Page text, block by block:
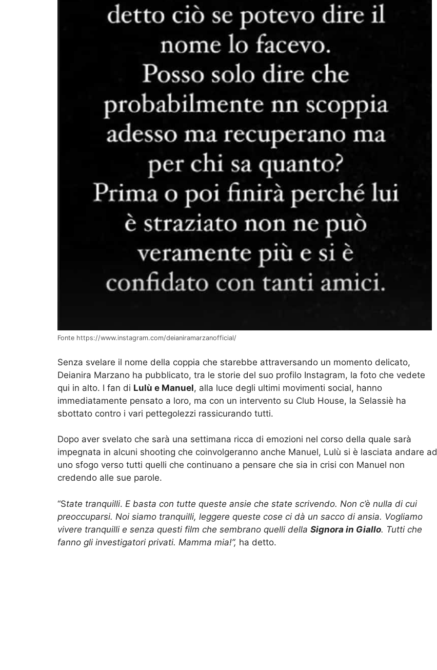
Fonte https://www.instagram.com/deianiramarzanofficial/
Senza svelare il nome della coppia che starebbe attraversando un momento delicato,
Deianira Marzano ha pubblicato, tra le storie del suo profilo Instagram, la foto che vedete
qui in alto. I fan di Lulù e Manuel, alla luce degli ultimi movimenti social, hanno
immediatamente pensato a loro, ma con un intervento su Club House, la Selassiè ha
sbottato contro i vari pettegolezzi rassicurando tutti.
Dopo aver svelato che sarà una settimana ricca di emozioni nel corso della quale sarà
impegnata in alcuni shooting che coinvolgeranno anche Manuel, Lulù si è lasciata andare ad
uno sfogo verso tutti quelli che continuano a pensare che sia in crisi con Manuel non
credendo alle sue parole.
“State tranquilli. E basta con tutte queste ansie che state scrivendo. Non c’è nulla di cui
preoccuparsi. Noi siamo tranquilli, leggere queste cose ci dà un sacco di ansia. Vogliamo
vivere tranquilli e senza questi film che sembrano quelli della Signora in Giallo. Tutti che
fanno gli investigatori privati. Mamma mia!”, ha detto.